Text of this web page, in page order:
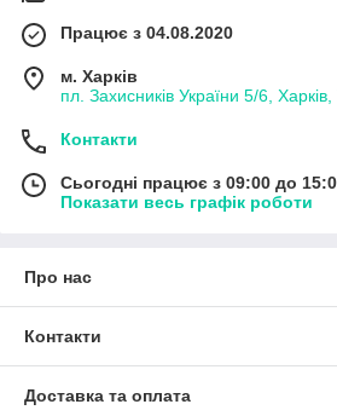
Працює з 04.08.2020
м. Харків
пл. Захисників України 5/6, Харків,
Контакти
Сьогодні працює з 09:00 до
Показати весь графік роботи
Про нас
Контакти
Доставка та оплата